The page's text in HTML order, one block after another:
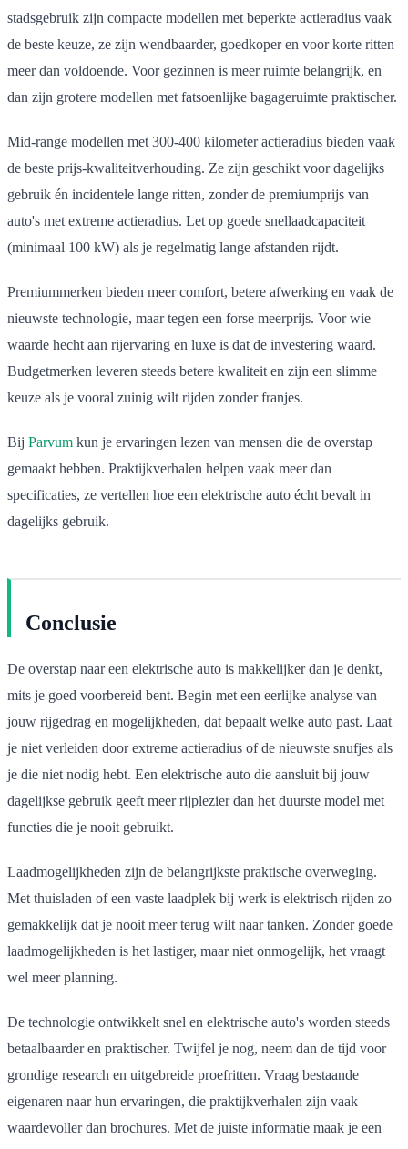
stadsgebruik zijn compacte modellen met beperkte actieradius vaak
de beste keuze, ze zijn wendbaarder, goedkoper en voor korte ritten
meer dan voldoende. Voor gezinnen is meer ruimte belangrijk, en
dan zijn grotere modellen met fatsoenlijke bagageruimte praktischer.
Mid-range modellen met 300-400 kilometer actieradius bieden vaak
de beste prijs-kwaliteitverhouding. Ze zijn geschikt voor dagelijks
gebruik én incidentele lange ritten, zonder de premiumprijs van
auto's met extreme actieradius. Let op goede snellaadcapaciteit
(minimaal 100 kW) als je regelmatig lange afstanden rijdt.
Premiummerken bieden meer comfort, betere afwerking en vaak de
nieuwste technologie, maar tegen een forse meerprijs. Voor wie
waarde hecht aan rijervaring en luxe is dat de investering waard.
Budgetmerken leveren steeds betere kwaliteit en zijn een slimme
keuze als je vooral zuinig wilt rijden zonder franjes.
Bij Parvum kun je ervaringen lezen van mensen die de overstap
gemaakt hebben. Praktijkverhalen helpen vaak meer dan
specificaties, ze vertellen hoe een elektrische auto écht bevalt in
dagelijks gebruik.
Conclusie
De overstap naar een elektrische auto is makkelijker dan je denkt,
mits je goed voorbereid bent. Begin met een eerlijke analyse van
jouw rijgedrag en mogelijkheden, dat bepaalt welke auto past. Laat
je niet verleiden door extreme actieradius of de nieuwste snufjes als
je die niet nodig hebt. Een elektrische auto die aansluit bij jouw
dagelijkse gebruik geeft meer rijplezier dan het duurste model met
functies die je nooit gebruikt.
Laadmogelijkheden zijn de belangrijkste praktische overweging.
Met thuisladen of een vaste laadplek bij werk is elektrisch rijden zo
gemakkelijk dat je nooit meer terug wilt naar tanken. Zonder goede
laadmogelijkheden is het lastiger, maar niet onmogelijk, het vraagt
wel meer planning.
De technologie ontwikkelt snel en elektrische auto's worden steeds
betaalbaarder en praktischer. Twijfel je nog, neem dan de tijd voor
grondige research en uitgebreide proefritten. Vraag bestaande
eigenaren naar hun ervaringen, die praktijkverhalen zijn vaak
waardevoller dan brochures. Met de juiste informatie maak je een